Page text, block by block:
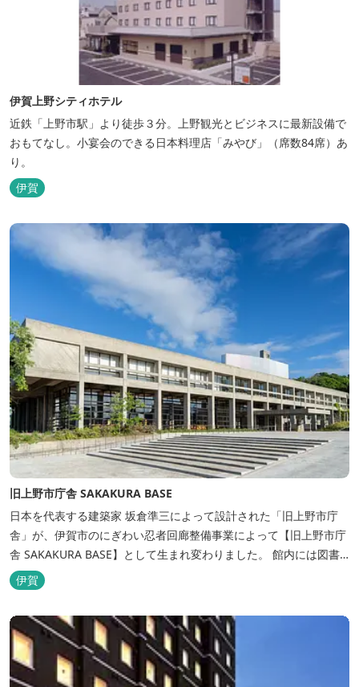
伊賀上野シティホテル
近鉄「上野市駅」より徒歩３分。上野観光とビジネスに最新設備で
おもてなし。小宴会のできる日本料理店「みやび」（席数84席）あ
り。
伊賀
旧上野市庁舎 SAKAKURA BASE
日本を代表する建築家 坂倉準三によって設計された「旧上野市庁
舎」が、伊賀市のにぎわい忍者回廊整備事業によって【旧上野市庁
舎 SAKAKURA BASE】として生まれ変わりました。 館内には図書
館やホテル、カフェがあるほか、観光案内所「伊賀市観光インフォ
メーションセンター」や伊賀の逸品を取り揃えた「伊賀百貨
Souvenir Shop」も併殺されています。
伊賀